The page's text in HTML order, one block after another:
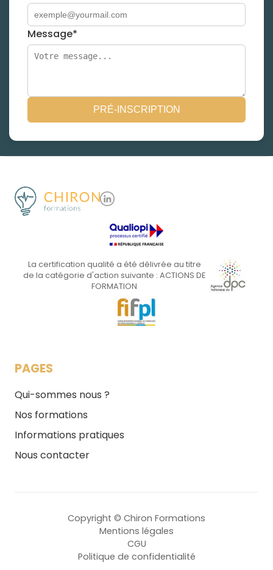
Message*
PRÉ-INSCRIPTION
La certification qualité a été délivrée au titre
de la catégorie d'action suivante : ACTIONS DE
FORMATION
PAGES
Qui-sommes nous ?
Nos formations
Informations pratiques
Nous contacter
Copyright © Chiron Formations
Mentions légales
CGU
Politique de confidentialité